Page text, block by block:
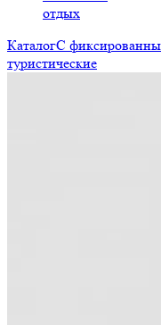
отдых
КаталогС
туристические